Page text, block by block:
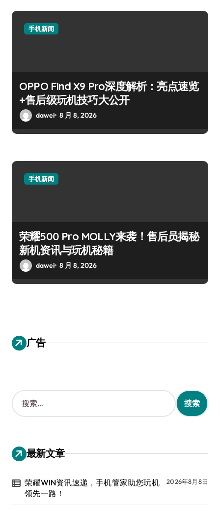
手机新闻
OPPO Find X9 Pro深度解析：亮点速览
+售后级玩机技巧大公开
dawei 8 月 8, 2026
手机新闻
荣耀500 Pro MOLLY来袭！售后员揭秘
新机资讯与玩机秘籍
dawei 8 月 8, 2026
广告
搜
索
：
最新文章
荣耀WIN资讯速递，手机管家助您玩机
领先一路！
2026年8月8日